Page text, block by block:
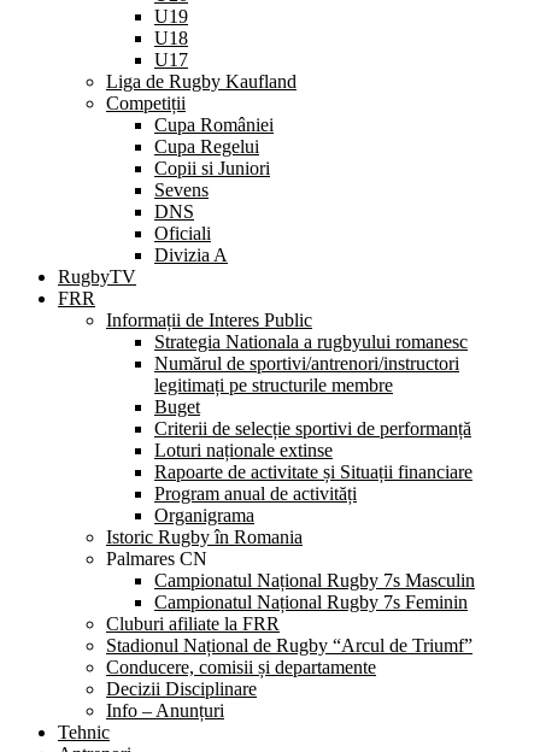
U19
U18
U17
Liga de Rugby Kaufland
Competiții
Cupa României
Cupa Regelui
Copii si Juniori
Sevens
DNS
Oficiali
Divizia A
RugbyTV
FRR
Informații de Interes Public
Strategia Nationala a rugbyului romanesc
Numărul de sportivi/antrenori/instructori
legitimați pe structurile membre
Buget
Criterii de selecție sportivi de performanță
Loturi naționale extinse
Rapoarte de activitate și Situații financiare
Program anual de activități
Organigrama
Istoric Rugby în Romania
Palmares CN
Campionatul Național Rugby 7s Masculin
Campionatul Național Rugby 7s Feminin
Cluburi afiliate la FRR
Stadionul Național de Rugby “Arcul de Triumf”
Conducere, comisii și departamente
Decizii Disciplinare
Info – Anunțuri
Tehnic